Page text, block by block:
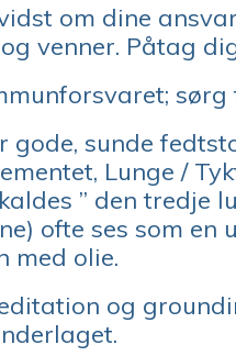
om dine
venner. Påtag
gode, sunde
Lunge /
” den tredje
ofte ses som
med olie.
og